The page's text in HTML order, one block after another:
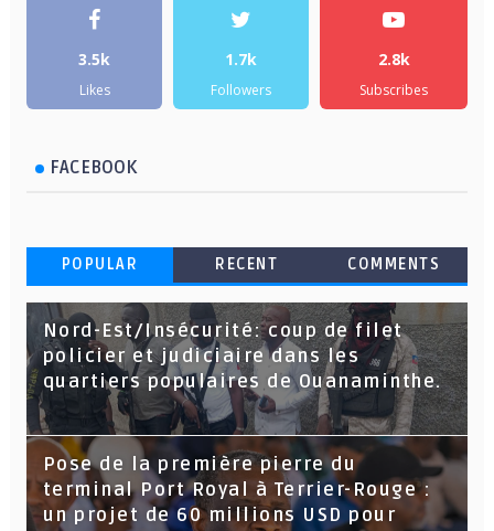
3.5k
Likes
1.7k
Followers
2.8k
Subscribes
FACEBOOK
POPULAR RECENT COMMENTS
Nord-Est/Insécurité: coup de filet
policier et judiciaire dans les
quartiers populaires de Ouanaminthe.
Pose de la première pierre du
terminal Port Royal à Terrier-Rouge :
un projet de 60 millions USD pour